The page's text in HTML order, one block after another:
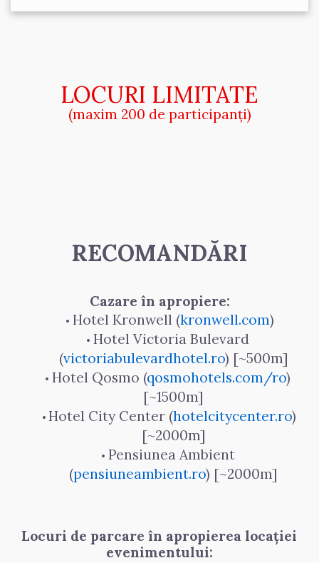
LOCURI LIMITATE
(maxim 200 de participanți)
RECOMANDĂRI
Cazare în apropiere:
Hotel Kronwell (kronwell.com)
Hotel Victoria Bulevard
(victoriabulevardhotel.ro) [~500m]
Hotel Qosmo (qosmohotels.com/ro)
[~1500m]
Hotel City Center (hotelcitycenter.ro)
[~2000m]
Pensiunea Ambient
(pensiuneambient.ro) [~2000m]
Locuri de parcare în apropierea locației
evenimentului: